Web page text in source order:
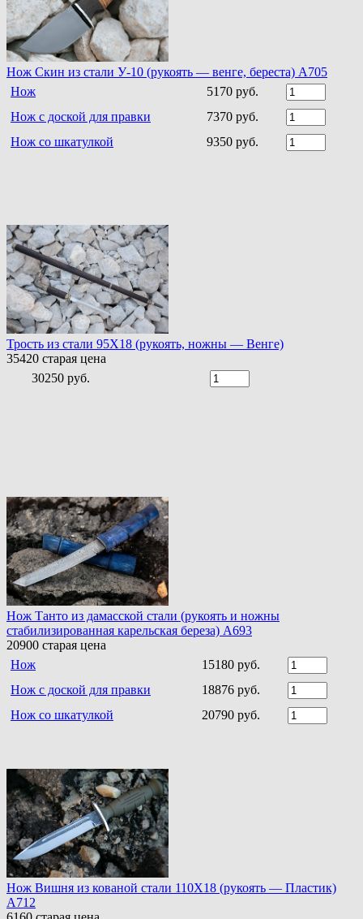
Нож Скин из стали У-10 (рукоять — венге, береста) А705
Нож
5170 руб.
Нож с доской для правки
7370 руб.
Нож со шкатулкой
9350 руб.
Трость из стали 95Х18 (рукоять, ножны — Венге)
35420 старая цена
30250 руб.
Нож Танто из дамасской стали (рукоять и ножны
стабилизированная карельская береза) A693
20900 старая цена
Нож
15180 руб.
Нож с доской для правки
18876 руб.
Нож со шкатулкой
20790 руб.
Нож Вишня из кованой стали 110Х18 (рукоять — Пластик)
A712